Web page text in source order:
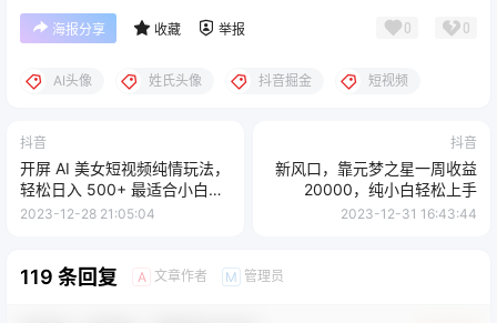
海报分享 收藏 举报 0 0
AI头像 姓氏头像 抖音掘金 短视频
抖音
开屏 AI 美女短视频纯情玩法，
轻松日入 500+ 最适合小白的
秘密技巧大揭露！
2023-12-28 21:05:04
抖音
新风口，靠元梦之星一周收益
20000，纯小白轻松上手
2023-12-31 16:43:44
119 条回复 A 文章作者 M 管理员